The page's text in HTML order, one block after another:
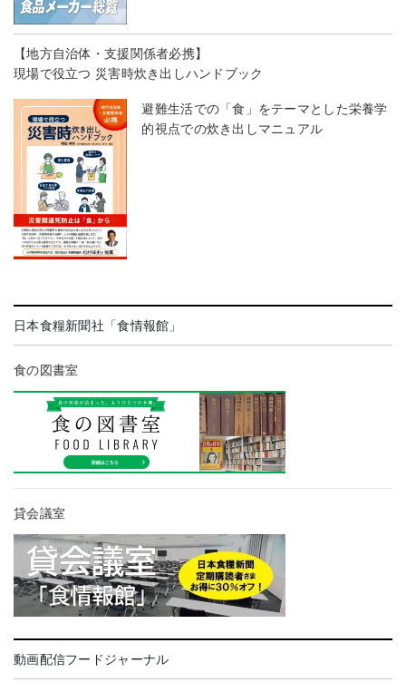
【地方自治体・支援関係者必携】
現場で役立つ 災害時炊き出しハンドブック
避難生活での「食」をテーマとした栄養学
的視点での炊き出しマニュアル
日本食糧新聞社「食情報館」
食の図書室
貸会議室
動画配信フードジャーナル